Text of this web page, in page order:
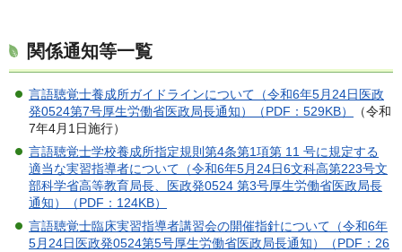
関係通知等一覧
言語聴覚士養成所ガイドラインについて（令和6年5月24日医政
発0524第7号厚生労働省医政局長通知）（PDF：529KB）
（令和
7年4月1日施行）
言語聴覚士学校養成所指定規則第4条第1項第 11 号に規定する
適当な実習指導者について（令和6年5月24日6文科高第223号文
部科学省高等教育局長、医政発0524 第3号厚生労働省医政局長
通知）（PDF：124KB）
言語聴覚士臨床実習指導者講習会の開催指針について（令和6年
5月24日医政発0524第5号厚生労働省医政局長通知）（PDF：26